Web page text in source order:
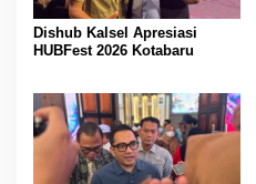
Dishub Kalsel Apresiasi
HUBFest 2026 Kotabaru